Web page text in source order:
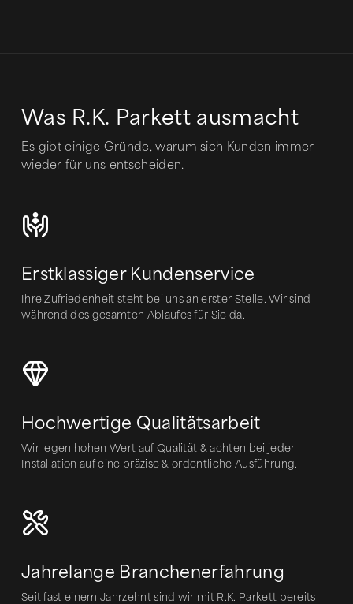
Was R.K. Parkett ausmacht
Es gibt einige Gründe, warum sich Kunden immer
wieder für uns entscheiden.
Erstklassiger Kundenservice
Ihre Zufriedenheit steht bei uns an erster Stelle. Wir sind
während des gesamten Ablaufes für Sie da.
Hochwertige Qualitätsarbeit
Wir legen hohen Wert auf Qualität & achten bei jeder
Installation auf eine präzise & ordentliche Ausführung.
Jahrelange Branchenerfahrung
Seit fast einem Jahrzehnt sind wir mit R.K. Parkett bereits